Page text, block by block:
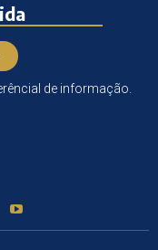
de informação.